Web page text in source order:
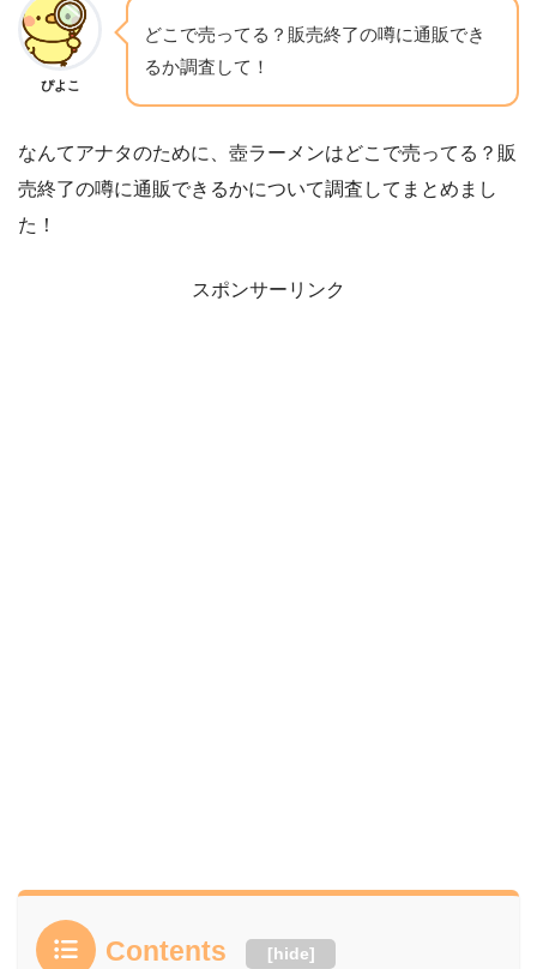
ぴよこ
どこで売ってる？販売終了の噂に通販でき
るか調査して！
なんてアナタのために、壺ラーメンはどこで売ってる？販
売終了の噂に通販できるかについて調査してまとめまし
た！
スポンサーリンク
Contents [hide]